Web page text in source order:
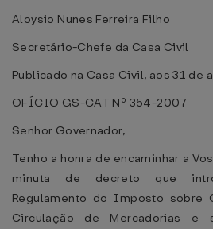
Aloysio Nunes Ferreira Filho
Secretário-Chefe da Casa Civil
Publicado na Casa Civil, aos 31 de
OFÍCIO GS-CAT Nº 354-2007
Senhor Governador,
Tenho a honra de encaminhar a
minuta de decreto que
Regulamento do Imposto sobre
Circulação de Mercadorias e